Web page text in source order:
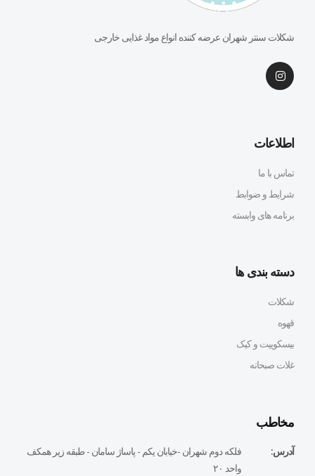
شکلات سنتر شهران عرضه کننده انواع مواد غذایی خارجی
اطلاعات
تماس با ما
شرایط و ضوابط
برنامه های وابسته
دسته بندی ها
شکلات
قهوه
بیسکوییت و کیک
غلات صبحانه
مخاطب
آدرس:
فلكه دوم شهران -خيابان يكم - پاساژ سامان - طبقه زير همكف
واحد ٢٠